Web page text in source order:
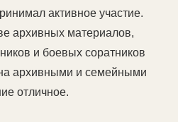
активное участие.
архивных материалов,
и боевых соратников
архивными и семейными
отличное.